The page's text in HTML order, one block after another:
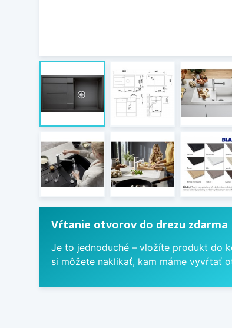
Vŕtanie otvorov do drezu zdarma
Je to jednoduché – vložíte produkt do
si môžete naklikať, kam máme vyvŕtať